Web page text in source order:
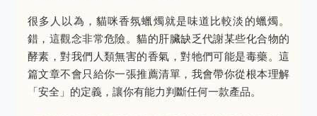
很多人以為，貓咪香氛蠟燭就是味道比較淡的蠟燭。
錯，這觀念非常危險。貓的肝臟缺乏代謝某些化合物的
酵素，對我們人類無害的香氣，對牠們可能是毒藥。這
篇文章不會只給你一張推薦清單，我會帶你從根本理解
「安全」的定義，讓你有能力判斷任何一款產品。